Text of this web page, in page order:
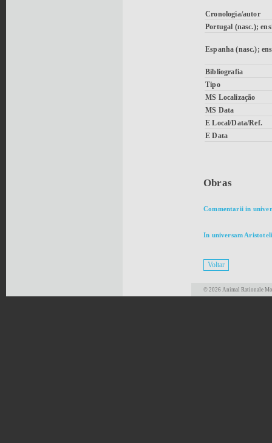
Cronologia/autor
Portugal (nasc.);
Espanha (nasc.);
Bibliografia
Tipo
MS Localização
MS Data
E Local/Data/Ref.
E Data
Obras
Commentarii in
In universam
© 2026 Animal Rationale